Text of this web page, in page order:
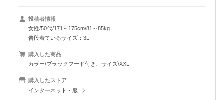
投稿者情報
女性/50代/171～175cm/81～85kg
普段着ているサイズ：3L
購入した商品
カラー/ブラックフード付き、サイズ/XXL
購入したストア
インターネット・服